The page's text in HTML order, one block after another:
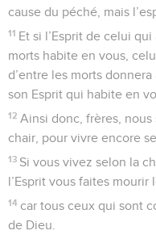
cause du péché, mais
11 Et si l’Esprit de celui
morts habite en vous,
d’entre les morts
son Esprit qui habite en
12 Ainsi donc, frères,
chair, pour vivre encore
13 Si vous vivez selon la
l’Esprit vous faites mourir
14 car tous ceux qui sont
de Dieu.